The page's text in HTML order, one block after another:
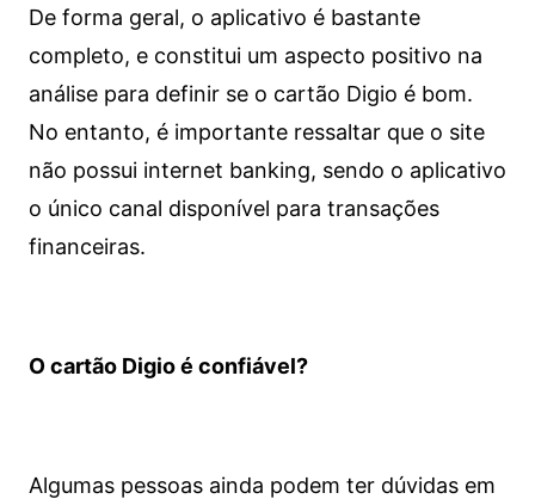
De forma geral, o aplicativo é bastante
completo, e constitui um aspecto positivo na
análise para definir se o cartão Digio é bom.
No entanto, é importante ressaltar que o site
não possui internet banking, sendo o aplicativo
o único canal disponível para transações
financeiras.
O cartão Digio é confiável?
Algumas pessoas ainda podem ter dúvidas em